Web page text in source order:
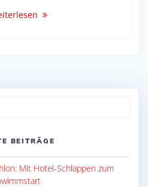
BEITRÄGE
Mit Hotel-Schlappen zum